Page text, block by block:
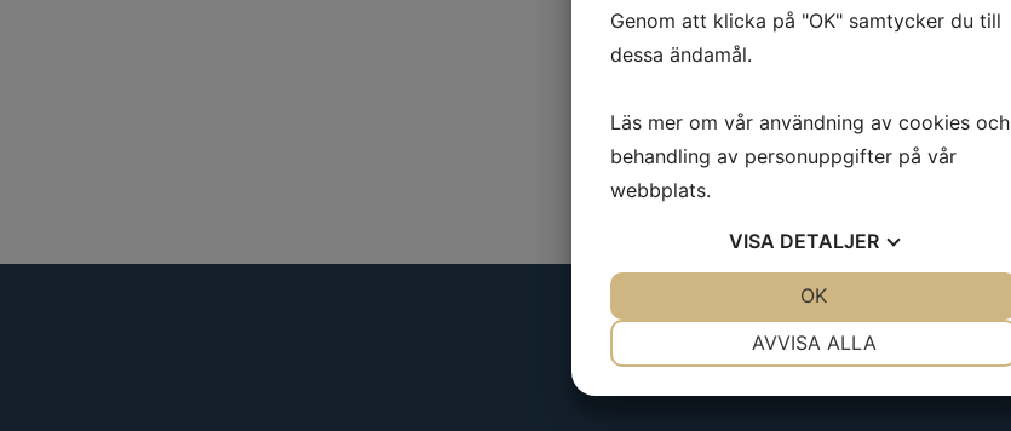
Genom att klicka på "OK" samtycker du till
dessa ändamål.
Läs mer om vår användning av cookies och
behandling av personuppgifter på vår
webbplats.
VISA DETALJER
AVVISA ALLA
OK